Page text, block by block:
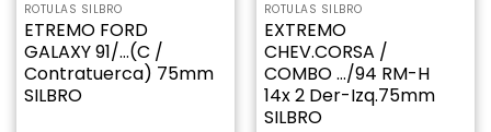
ROTULAS SILBRO
ETREMO FORD
GALAXY 91/…(C /
Contratuerca) 75mm
SILBRO
ROTULAS SILBRO
EXTREMO
CHEV.CORSA /
COMBO …/94 RM-H
14x 2 Der-Izq.75mm
SILBRO